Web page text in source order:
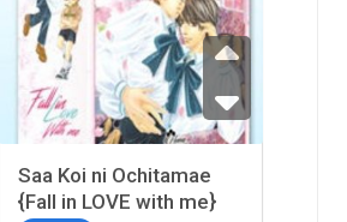
Saa Koi ni Ochitamae
{Fall in LOVE with me}